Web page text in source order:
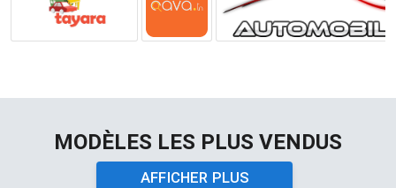
MODÈLES LES PLUS VENDUS
AFFICHER PLUS